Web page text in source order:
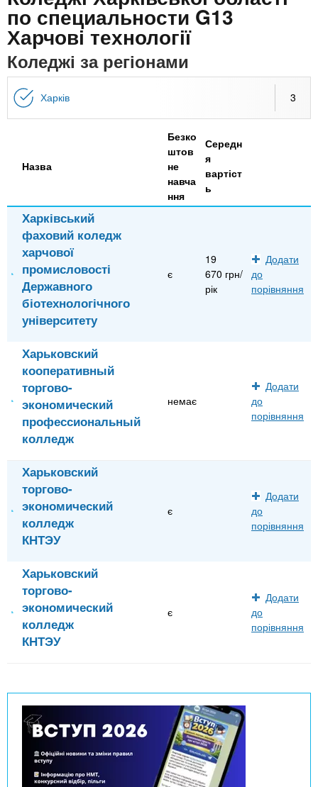
n
t
s
.
n
o
и
х
з
а
Онлайн курси
по специальности G13
Харчові технології
Коледжі за регіонами
Харків 3
Назва
Безко
штов
не
навча
ння
Середн
я
вартіст
ь
Харківський
фаховий коледж
харчової
промисловості
Державного
біотехнологічного
університету
є
19
670 грн/
рік
Додати
до
порівняння
Харьковский
кооперативный
торгово-
экономический
профессиональный
колледж
немає
Додати
до
порівняння
Харьковский
торгово-
экономический
колледж
КНТЭУ
є
Додати
до
порівняння
Харьковский
торгово-
экономический
колледж
КНТЭУ
є
Додати
до
порівняння